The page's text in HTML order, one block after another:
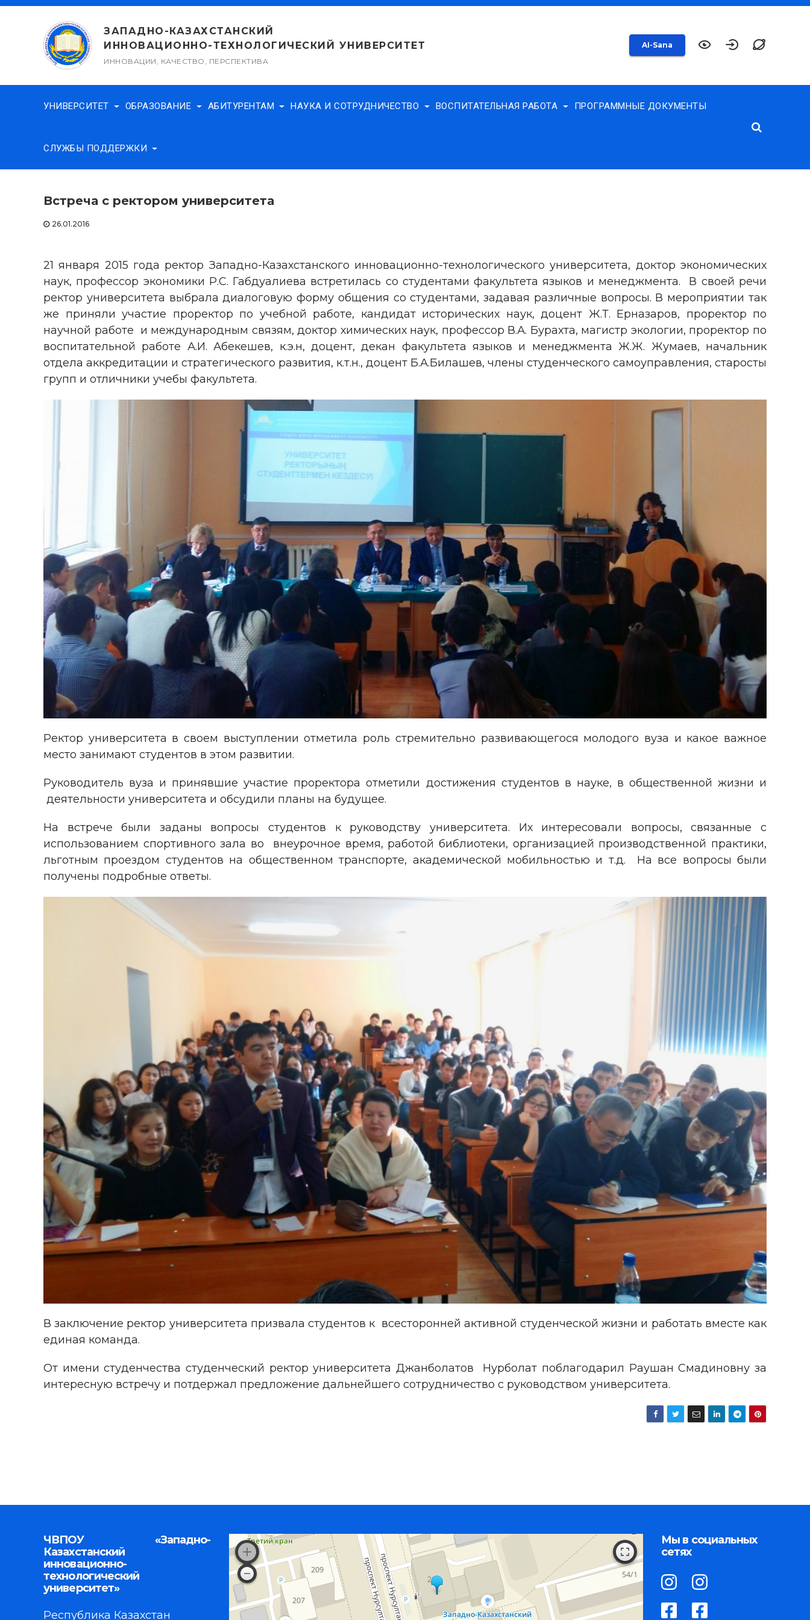
Перейти
содержимому
ЗАПАДНО-КАЗАХСТАНСКИЙ
ИННОВАЦИОННО-ТЕХНОЛОГИЧЕСКИЙ УНИВЕРСИТЕТ
ИННОВАЦИИ, КАЧЕСТВО, ПЕРСПЕКТИВА
AI-Sana
УНИВЕРСИТЕТ ОБРАЗОВАНИЕ АБИТУРЕНТАМ НАУКА И СОТРУДНИЧЕСТВО ВОСПИТАТЕЛЬНАЯ РАБОТА ПРОГРАММНЫЕ ДОКУМЕНТЫ
СЛУЖБЫ ПОДДЕРЖКИ
Встреча с ректором университета
26.01.2016
21 января 2015 года ректор Западно-Казахстанского инновационно-технологического университета, доктор экономических
наук, профессор экономики Р.С. Габдуалиева встретилась со студентами факультета языков и менеджмента. В своей речи
ректор университета выбрала диалоговую форму общения со студентами, задавая различные вопросы. В мероприятии так
же приняли участие проректор по учебной работе, кандидат исторических наук, доцент Ж.Т. Ерназаров, проректор по
научной работе и международным связям, доктор химических наук, профессор В.А. Бурахта, магистр экологии, проректор по
воспитательной работе А.И. Абекешев, к.э.н, доцент, декан факультета языков и менеджмента Ж.Ж. Жумаев, начальник
отдела аккредитации и стратегического развития, к.т.н., доцент Б.А.Билашев, члены студенческого самоуправления, старосты
групп и отличники учебы факультета.
Ректор университета в своем выступлении отметила роль стремительно развивающегося молодого вуза и какое важное
место занимают студентов в этом развитии.
Руководитель вуза и принявшие участие проректора отметили достижения студентов в науке, в общественной жизни и
деятельности университета и обсудили планы на будущее.
На встрече были заданы вопросы студентов к руководству университета. Их интересовали вопросы, связанные с
использованием спортивного зала во внеурочное время, работой библиотеки, организацией производственной практики,
льготным проездом студентов на общественном транспорте, академической мобильностью и т.д. На все вопросы были
получены подробные ответы.
В заключение ректор университета призвала студентов к всесторонней активной студенческой жизни и работать вместе как
единая команда.
От имени студенчества студенческий ректор университета Джанболатов Нурболат поблагодарил Раушан Смадиновну за
интересную встречу и потдержал предложение дальнейшего сотрудничество с руководством университета.
ЧВПОУ «Западно-
Казахстанский
инновационно-
технологический
университет»
Республика Казахстан
Мы в социальных
сетях